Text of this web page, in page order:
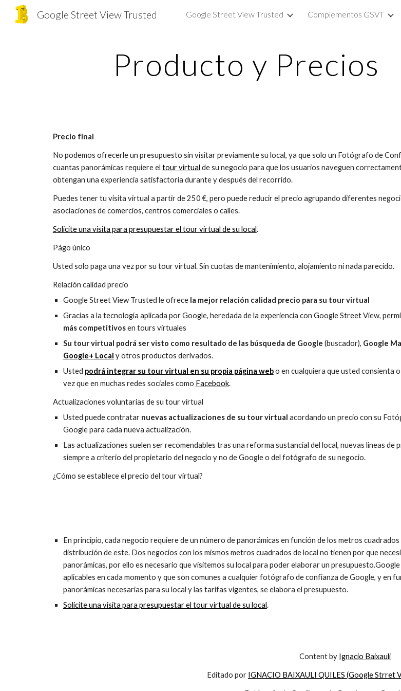
Skip to main content
Google Street View Trusted Google Street View Trusted Complementos GSVT
Producto y Precios
Precio final
No podemos ofrecerle un presupuesto sin visitar previamente su local, ya que solo un Fotógrafo de
cuantas panorámicas requiere el tour virtual de su negocio para que los usuarios naveguen
obtengan una experiencia satisfactoria durante y después del recorrido.
Puedes tener tu visita virtual a partir de 250 €, pero puede reducir el precio agrupando diferentes
asociaciones de comercios, centros comerciales o calles.
Solicite una visita para presupuestar el tour virtual de su local.
Págo único
Usted solo paga una vez por su tour virtual. Sin cuotas de mantenimiento, alojamiento ni nada parecido.
Relación calidad precio
Google Street View Trusted le ofrece la mejor relación calidad precio para su tour virtual
Gracias a la tecnología aplicada por Google, heredada de la experiencia con Google Street View,
más competitivos en tours virtuales
Su tour virtual podrá ser visto como resultado de las búsqueda de Google (buscador), Google
Google+ Local y otros productos derivados.
Usted podrá integrar su tour virtual en su propia página web o en cualquiera que usted consienta
vez que en muchas redes sociales como Facebook.
Actualizaciones voluntarias de su tour virtual
Usted puede contratar nuevas actualizaciones de su tour virtual acordando un precio con su
Google para cada nueva actualización.
Las actualizaciones suelen ser recomendables tras una reforma sustancial del local, nuevas lineas de
siempre a criterio del propietario del negocio y no de Google o del fotógrafo de su negocio.
¿Cómo se establece el precio del tour virtual?
En principio, cada negocio requiere de un número de panorámicas en función de los metros cuadrados
distribución de este. Dos negocios con los mismos metros cuadrados de local no tienen por que
panorámicas, por ello es necesario que visitemos su local para poder elaborar un
aplicables en cada momento y que son comunes a cualquier fotógrafo de confianza de Google, y en
panorámicas necesarias para su local y las tarifas vigentes, se elabora el presupuesto.
Solicite una visita para presupuestar el tour virtual de su local.
Content by Ignacio Baixauli
Editado por IGNACIO BAIXAULI QUILES (Google Strret